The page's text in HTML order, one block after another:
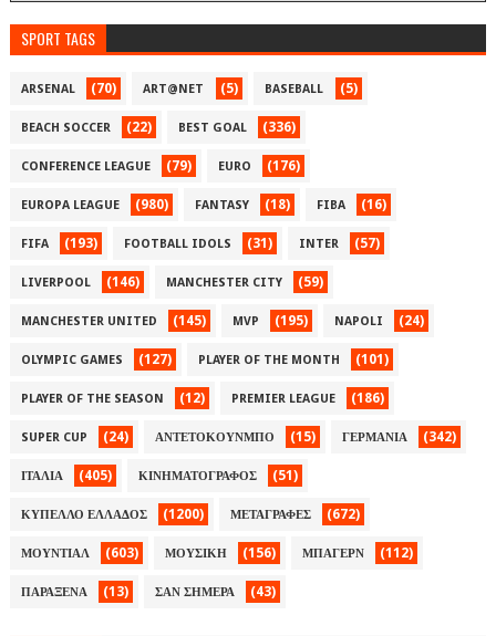
SPORT TAGS
ARSENAL (70) ART@NET (5) BASEBALL (5)
BEACH SOCCER (22) BEST GOAL (336)
CONFERENCE LEAGUE (79) EURO (176)
EUROPA LEAGUE (980) FANTASY (18) FIBA (16)
FIFA (193) FOOTBALL IDOLS (31) INTER (57)
LIVERPOOL (146) MANCHESTER CITY (59)
MANCHESTER UNITED (145) MVP (195) NAPOLI (24)
OLYMPIC GAMES (127) PLAYER OF THE MONTH (101)
PLAYER OF THE SEASON (12) PREMIER LEAGUE (186)
SUPER CUP (24) ΑΝΤΕΤΟΚΟΥΝΜΠΟ (15) ΓΕΡΜΑΝΙΑ (342)
ΙΤΑΛΙΑ (405) ΚΙΝΗΜΑΤΟΓΡΑΦΟΣ (51)
ΚΥΠΕΛΛΟ ΕΛΛΑΔΟΣ (1200) ΜΕΤΑΓΡΑΦΕΣ (672)
ΜΟΥΝΤΙΑΛ (603) ΜΟΥΣΙΚΗ (156) ΜΠΑΓΕΡΝ (112)
ΠΑΡΑΞΕΝΑ (13) ΣΑΝ ΣΗΜΕΡΑ (43)